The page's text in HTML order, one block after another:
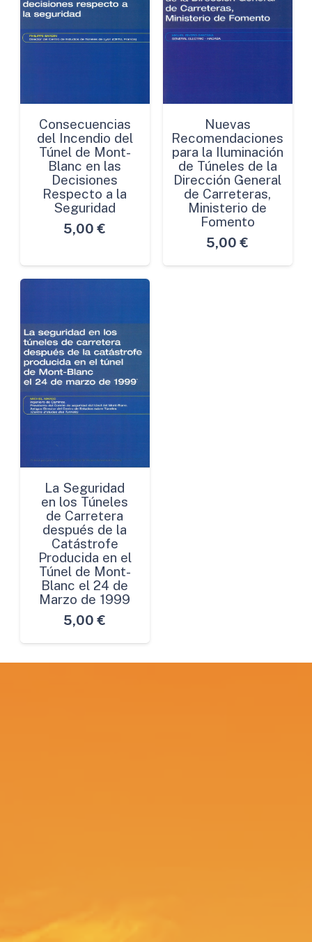
Consecuencias
del Incendio del
Túnel de Mont-
Blanc en las
Decisiones
Respecto a la
Seguridad
5,00 €
Nuevas
Recomendaciones
para la Iluminación
de Túneles de la
Dirección General
de Carreteras,
Ministerio de
Fomento
5,00 €
La Seguridad
en los Túneles
de Carretera
después de la
Catástrofe
Producida en el
Túnel de Mont-
Blanc el 24 de
Marzo de 1999
5,00 €